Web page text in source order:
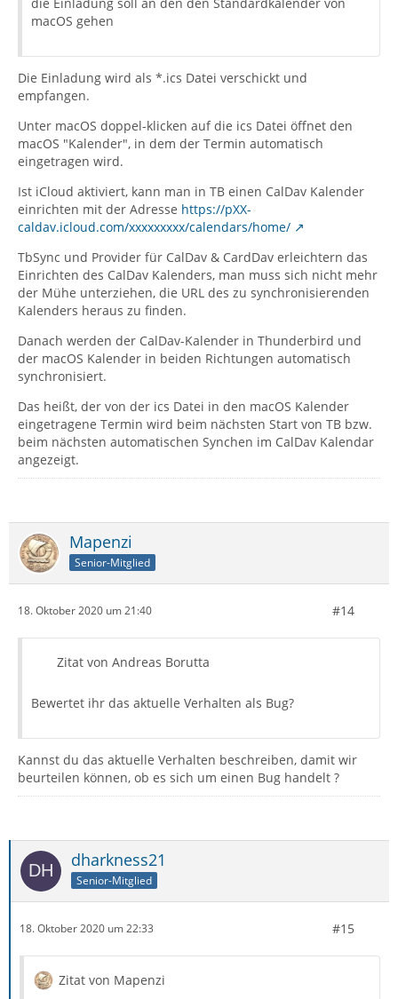
macOS gehen
Die Einladung wird als *.ics Datei verschickt und
empfangen.
Unter macOS doppel-klicken auf die ics Datei öffnet den
macOS "Kalender", in dem der Termin automatisch
eingetragen wird.
Ist iCloud aktiviert, kann man in TB einen CalDav Kalender
einrichten mit der Adresse https://pXX-
caldav.icloud.com/xxxxxxxxx/calendars/home/
TbSync und Provider für CalDav & CardDav erleichtern das
Einrichten des CalDav Kalenders, man muss sich nicht mehr
der Mühe unterziehen, die URL des zu synchronisierenden
Kalenders heraus zu finden.
Danach werden der CalDav-Kalender in Thunderbird und
der macOS Kalender in beiden Richtungen automatisch
synchronisiert.
Das heißt, der von der ics Datei in den macOS Kalender
eingetragene Termin wird beim nächsten Start von TB bzw.
beim nächsten automatischen Synchen im CalDav Kalendar
angezeigt.
Mapenzi
Senior-Mitglied
18. Oktober 2020 um 21:40 #14
Zitat von Andreas Borutta
Bewertet ihr das aktuelle Verhalten als Bug?
Kannst du das aktuelle Verhalten beschreiben, damit wir
beurteilen können, ob es sich um einen Bug handelt ?
dharkness21
Senior-Mitglied
18. Oktober 2020 um 22:33 #15
Zitat von Mapenzi